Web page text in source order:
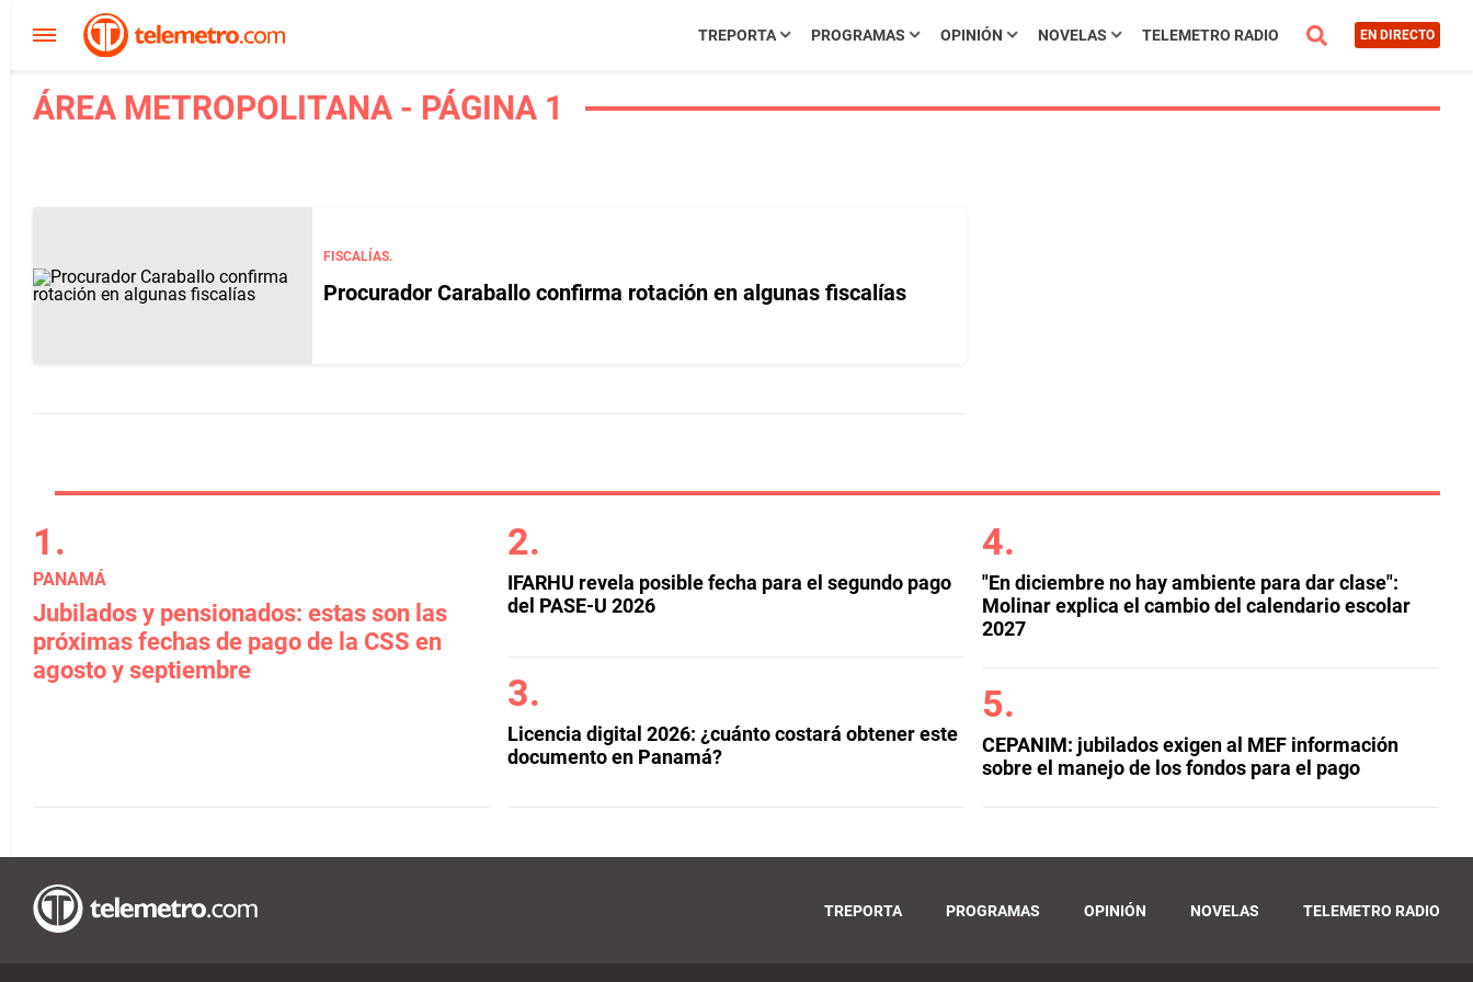
TREPORTA PROGRAMAS OPINIÓN NOVELAS TELEMETRO RADIO EN DIRECTO
ÁREA METROPOLITANA - PÁGINA 1
FISCALÍAS.
Procurador Caraballo confirma rotación en algunas fiscalías
PANAMÁ
Jubilados y pensionados: estas son las
próximas fechas de pago de la CSS en
agosto y septiembre
IFARHU revela posible fecha para el segundo pago
del PASE-U 2026
Licencia digital 2026: ¿cuánto costará obtener este
documento en Panamá?
"En diciembre no hay ambiente para dar clase":
Molinar explica el cambio del calendario escolar
2027
CEPANIM: jubilados exigen al MEF información
sobre el manejo de los fondos para el pago
TREPORTA PROGRAMAS OPINIÓN NOVELAS TELEMETRO RADIO